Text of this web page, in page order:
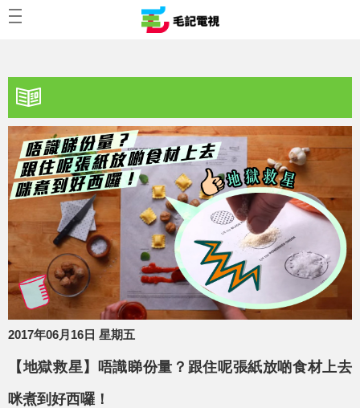
2017年06月16日 星期五
【地獄救星】唔識睇份量？跟住呢張紙放啲食材上去
咪煮到好西囉！